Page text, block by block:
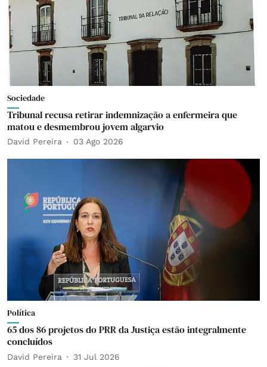
Sociedade
Tribunal recusa retirar indemnização a enfermeira que
matou e desmembrou jovem algarvio
David Pereira 03 Ago 2026
Política
65 dos 86 projetos do PRR da Justiça estão integralmente
concluídos
David Pereira 31 Jul 2026